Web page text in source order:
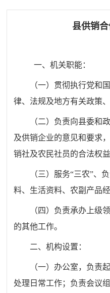
县供销
一、机关职能：
（一）贯彻执行党和
律、法规及地方有关政策、
（二）负责向县委和
及供销企业的意见和要求
销社及农民社员的合法权益
（三）服务“三农”、
料、生活资料、农副产品
（四）负责承办上级
的其他工作。
二、机构设置：
（一）办公室，负责
处理日常工作；负责会议